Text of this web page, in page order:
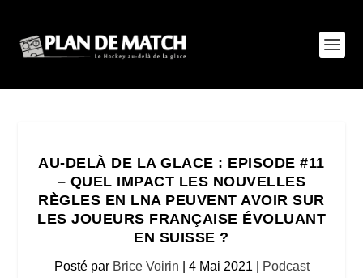
AU-DELÀ DE LA GLACE : EPISODE #11
– QUEL IMPACT LES NOUVELLES
RÈGLES EN LNA PEUVENT AVOIR SUR
LES JOUEURS FRANÇAISE ÉVOLUANT
EN SUISSE ?
Posté par Brice Voirin 4 Mai 2021 Podcast